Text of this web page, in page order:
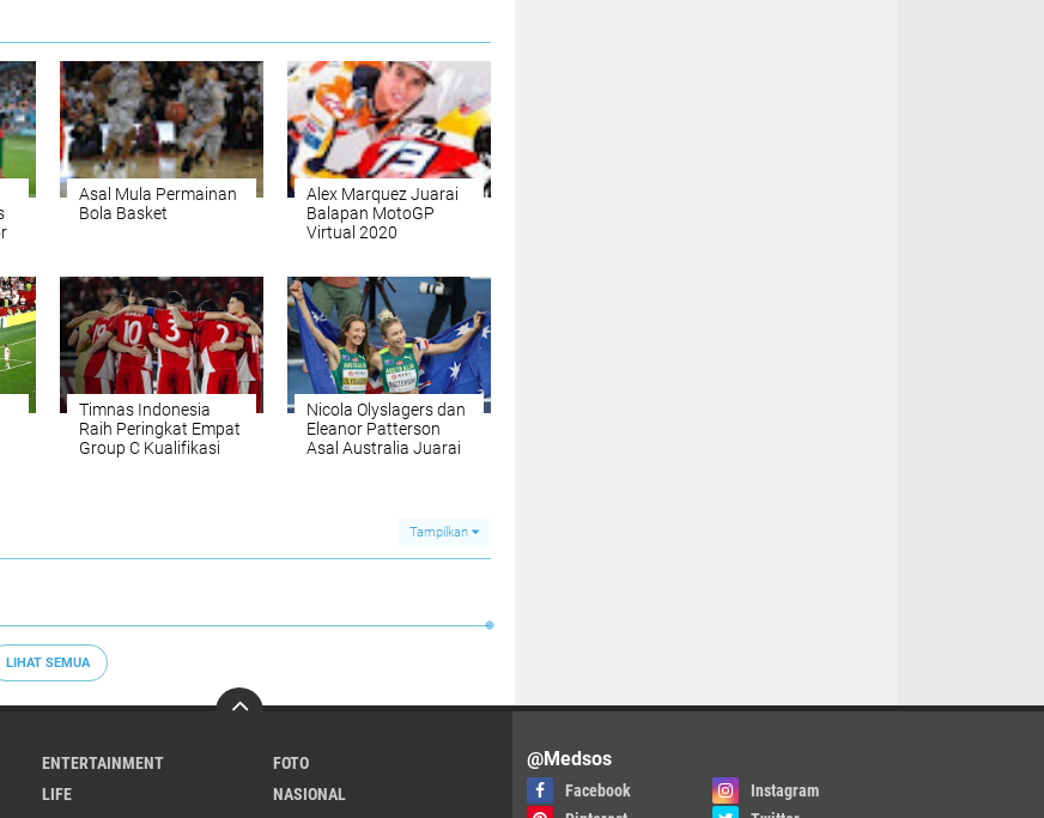
Asal Mula Permainan
Bola Basket
Alex Marquez Juarai
Balapan MotoGP
Virtual 2020
Timnas Indonesia
Raih Peringkat Empat
Group C Kualifikasi
Nicola Olyslagers dan
Eleanor Patterson
Asal Australia Juarai
Tampilkan
LIHAT SEMUA
ENTERTAINMENT
FOTO
LIFE
NASIONAL
@Medsos
Facebook
Instagram